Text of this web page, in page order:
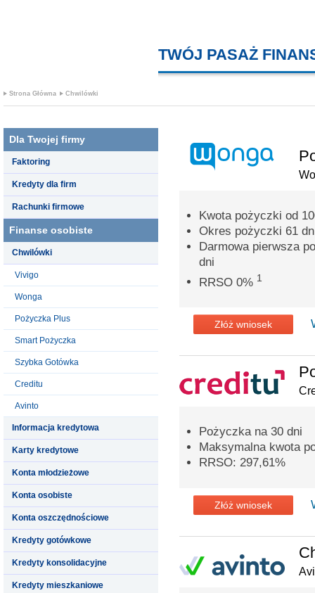
TWÓJ PASAŻ
Strona Główna Chwilówki
Dla Twojej firmy
Faktoring
Kredyty dla firm
Rachunki firmowe
Finanse osobiste
Chwilówki
Vivigo
Wonga
Pożyczka Plus
Smart Pożyczka
Szybka Gotówka
Creditu
Avinto
Informacja kredytowa
Karty kredytowe
Konta młodzieżowe
Konta osobiste
Konta oszczędnościowe
Kredyty gotówkowe
Kredyty konsolidacyjne
Kredyty mieszkaniowe
Kwota pożyczki od
Okres pożyczki 61
Darmowa pierwsza
dni
RRSO 0% 1
Złóż wniosek
Pożyczka na 30 dni
Maksymalna kwota
RRSO: 297,61%
Złóż wniosek